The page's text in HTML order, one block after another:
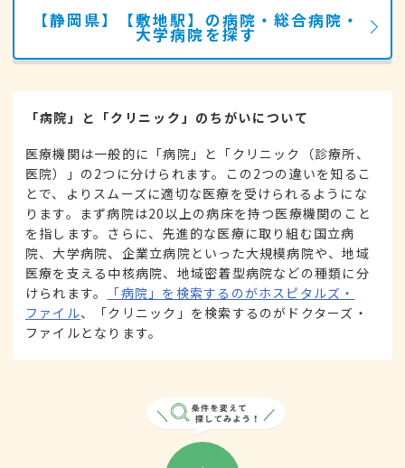
【静岡県】【敷地駅】の病院・総合病院・
大学病院を探す
「病院」と「クリニック」のちがいについて
医療機関は一般的に「病院」と「クリニック（診療所、
医院）」の2つに分けられます。この2つの違いを知るこ
とで、よりスムーズに適切な医療を受けられるようにな
ります。まず病院は20以上の病床を持つ医療機関のこと
を指します。さらに、先進的な医療に取り組む国立病
院、大学病院、企業立病院といった大規模病院や、地域
医療を支える中核病院、地域密着型病院などの種類に分
けられます。
「病院」を検索するのがホスピタルズ・
ファイル、「クリニック」を検索するのがドクターズ・
ファイルとなります。